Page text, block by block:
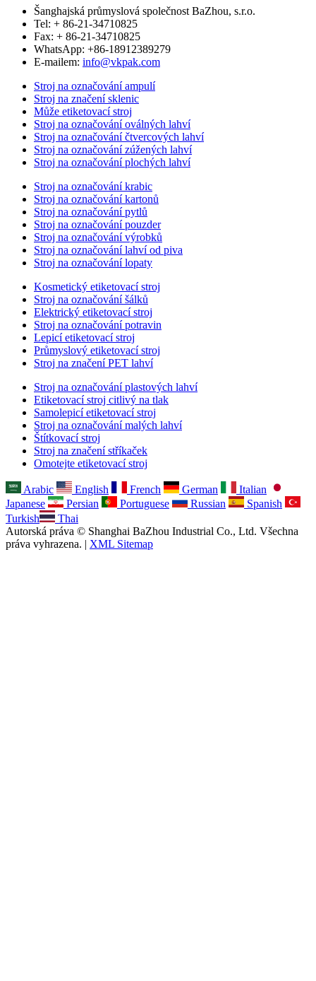
Šanghajská průmyslová společnost BaZhou, s.r.o.
Tel: + 86-21-34710825
Fax: + 86-21-34710825
WhatsApp: +86-18912389279
E-mailem: info@vkpak.com
Stroj na označování ampulí
Stroj na značení sklenic
Může etiketovací stroj
Stroj na označování oválných lahví
Stroj na označování čtvercových lahví
Stroj na označování zúžených lahví
Stroj na označování plochých lahví
Stroj na označování krabic
Stroj na označování kartonů
Stroj na označování pytlů
Stroj na označování pouzder
Stroj na označování výrobků
Stroj na označování lahví od piva
Stroj na označování lopaty
Kosmetický etiketovací stroj
Stroj na označování šálků
Elektrický etiketovací stroj
Stroj na označování potravin
Lepicí etiketovací stroj
Průmyslový etiketovací stroj
Stroj na značení PET lahví
Stroj na označování plastových lahví
Etiketovací stroj citlivý na tlak
Samolepicí etiketovací stroj
Stroj na označování malých lahví
Štítkovací stroj
Stroj na značení stříkaček
Omotejte etiketovací stroj
Arabic English French German
Italian
Japanese
Persian Portuguese Russian
Spanish
Turkish
Thai
Autorská práva © Shanghai BaZhou Industrial Co., Ltd. Všechna
práva vyhrazena. | XML Sitemap